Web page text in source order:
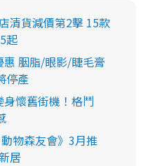
清貨減價第2擊 15款
起
惠 胭脂/眼影/睫毛膏
停產
懷舊街機！格鬥
物森友會》3月推
居